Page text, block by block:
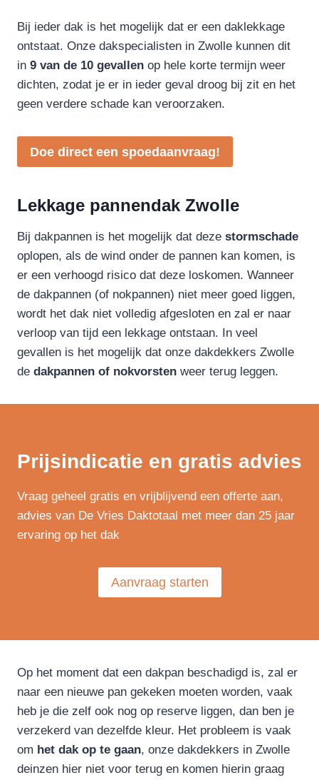
Bij ieder dak is het mogelijk dat er een daklekkage
ontstaat. Onze dakspecialisten in Zwolle kunnen dit
in 9 van de 10 gevallen op hele korte termijn weer
dichten, zodat je er in ieder geval droog bij zit en het
geen verdere schade kan veroorzaken.
Doe direct een spoedaanvraag!
Lekkage pannendak Zwolle
Bij dakpannen is het mogelijk dat deze stormschade
oplopen, als de wind onder de pannen kan komen, is
er een verhoogd risico dat deze loskomen. Wanneer
de dakpannen (of nokpannen) niet meer goed liggen,
wordt het dak niet volledig afgesloten en zal er naar
verloop van tijd een lekkage ontstaan. In veel
gevallen is het mogelijk dat onze dakdekkers Zwolle
de dakpannen of nokvorsten weer terug leggen.
Prijsindicatie en gratis advies
Vraag geheel gratis en vrijblijvend een offerte aan,
advies van De Vries Daktotaal met meer dan 25 jaar
ervaring op het dak
Aanvraag starten
Op het moment dat een dakpan beschadigd is, zal er
naar een nieuwe pan gekeken moeten worden, vaak
heb je die zelf ook nog op reserve liggen, dan ben je
verzekerd van dezelfde kleur. Het probleem is vaak
om het dak op te gaan, onze dakdekkers in Zwolle
deinzen hier niet voor terug en komen hierin graag